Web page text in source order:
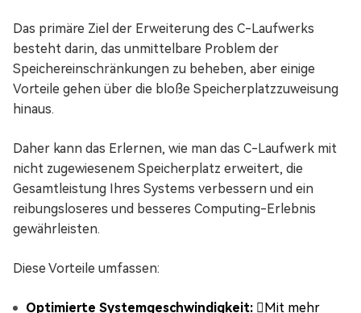
Das primäre Ziel der Erweiterung des C-Laufwerks
besteht darin, das unmittelbare Problem der
Speichereinschränkungen zu beheben, aber einige
Vorteile gehen über die bloße Speicherplatzzuweisung
hinaus.
Daher kann das Erlernen, wie man das C-Laufwerk mit
nicht zugewiesenem Speicherplatz erweitert, die
Gesamtleistung Ihres Systems verbessern und ein
reibungsloseres und besseres Computing-Erlebnis
gewährleisten.
Diese Vorteile umfassen:
Optimierte Systemgeschwindigkeit: Mit mehr